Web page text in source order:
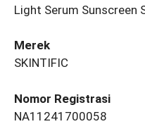
Light Serum Sunscreen
Merek
SKINTIFIC
Nomor Registrasi
NA11241700058